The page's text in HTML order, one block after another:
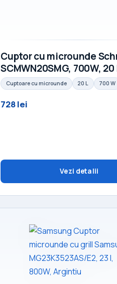
Cuptor cu microunde
SCMWN20SMG, 700W,
Cuptoare cu microunde 20 L 700 W
728 lei
Vezi detalii